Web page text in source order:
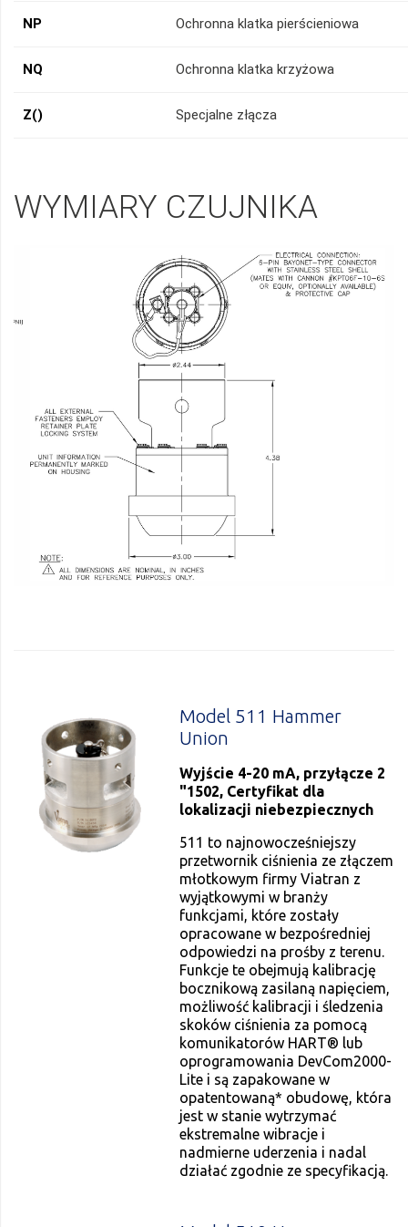
NP Ochronna klatka pierścieniowa
NQ Ochronna klatka krzyżowa
Z() Specjalne złącza
WYMIARY CZUJNIKA
Model 511 Hammer
Union
Wyjście 4-20 mA, przyłącze 2
"1502, Certyfikat dla
lokalizacji niebezpiecznych
511 to najnowocześniejszy
przetwornik ciśnienia ze złączem
młotkowym firmy Viatran z
wyjątkowymi w branży
funkcjami, które zostały
opracowane w bezpośredniej
odpowiedzi na prośby z terenu.
Funkcje te obejmują kalibrację
bocznikową zasilaną napięciem,
możliwość kalibracji i śledzenia
skoków ciśnienia za pomocą
komunikatorów HART® lub
oprogramowania DevCom2000-
Lite i są zapakowane w
opatentowaną* obudowę, która
jest w stanie wytrzymać
ekstremalne wibracje i
nadmierne uderzenia i nadal
działać zgodnie ze specyfikacją.